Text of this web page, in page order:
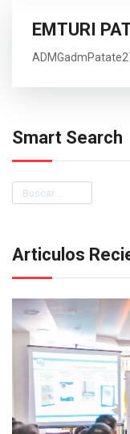
EMTURI
Smart Search
Buscar
Articulos